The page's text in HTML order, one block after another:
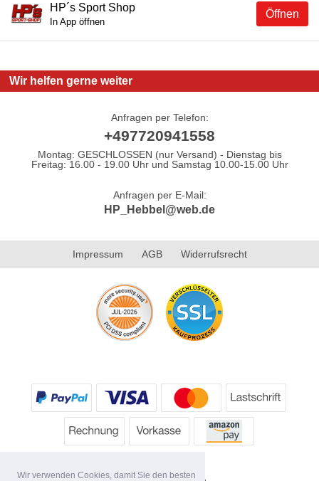
Wir verwenden Cookies, damit Sie den besten
Öffnen
HP´s Sport Shop
In App öffnen
Wir helfen gerne weiter
Anfragen per Telefon:
+497720941558
Montag: GESCHLOSSEN (nur Versand) - Dienstag bis
Freitag: 16.00 - 19.00 Uhr und Samstag 10.00-15.00 Uhr
Anfragen per E-Mail:
HP_Hebbel@web.de
Impressum AGB Widerrufsrecht